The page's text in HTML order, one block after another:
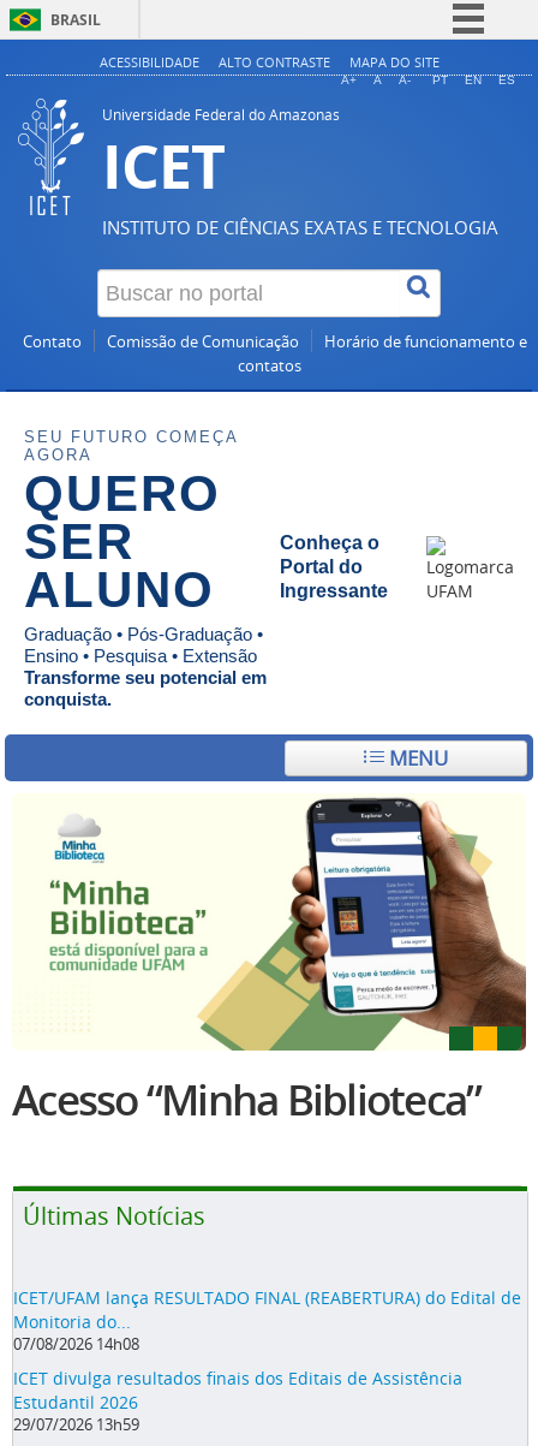
BRASIL
Simplifique!
ACESSIBILIDADE ALTO CONTRASTE MAPA DO SITE
A+ A A- PT EN ES
Universidade Federal do Amazonas
ICET
INSTITUTO DE CIÊNCIAS EXATAS E TECNOLOGIA
Contato Comissão de Comunicação
Horário de funcionamento e
contatos
SEU FUTURO COMEÇA
AGORA
QUERO
SER
ALUNO
Graduação • Pós-Graduação •
Ensino • Pesquisa • Extensão
Transforme seu potencial em
conquista.
Conheça o
Portal do
Ingressante
MENU
Acesso “Minha Biblioteca”
Últimas Notícias
ICET/UFAM lança RESULTADO FINAL (REABERTURA) do Edital de
Monitoria do...
07/08/2026 14h08
ICET divulga resultados finais dos Editais de Assistência
Estudantil 2026
29/07/2026 13h59